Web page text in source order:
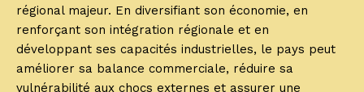
régional majeur. En diversifiant son économie, en
renforçant son intégration régionale et en
développant ses capacités industrielles, le pays peut
améliorer sa balance commerciale, réduire sa
vulnérabilité aux chocs externes et assurer une